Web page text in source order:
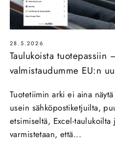
28.5.2026
Taulukoista tuotepassiin
valmistaudumme EU:n
Tuotetiimin arki ei aina
usein sähköpostiketjuilta,
etsimiseltä, Excel-
varmistetaan, että...